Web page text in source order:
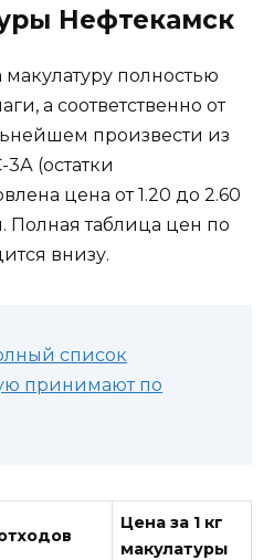
Нефтекамск
полностью
а соответственно от
произвести из
(остатки
цена от 1.20 до 2.60
Полная таблица цен по
внизу.
список
принимают по
Цена за 1 кг
макулатуры